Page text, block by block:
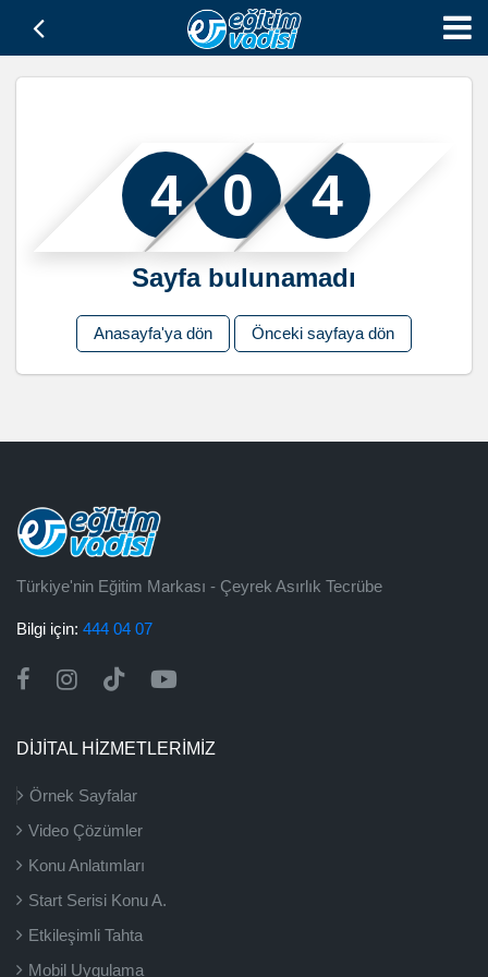
4 0 4
Sayfa bulunamadı
Anasayfa'ya dön Önceki sayfaya dön
Türkiye'nin Eğitim Markası - Çeyrek Asırlık Tecrübe
Bilgi için: 444 04 07
DİJİTAL HİZMETLERİMİZ
Örnek Sayfalar
Video Çözümler
Konu Anlatımları
Start Serisi Konu A.
Etkileşimli Tahta
Mobil Uygulama